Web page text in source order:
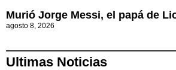
Murió Jorge Messi, el papá de
agosto 8, 2026
Ultimas Noticias